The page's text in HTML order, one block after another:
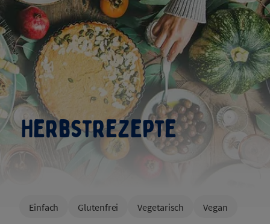
Herbstrezepte
Einfach Glutenfrei Vegetarisch Vegan